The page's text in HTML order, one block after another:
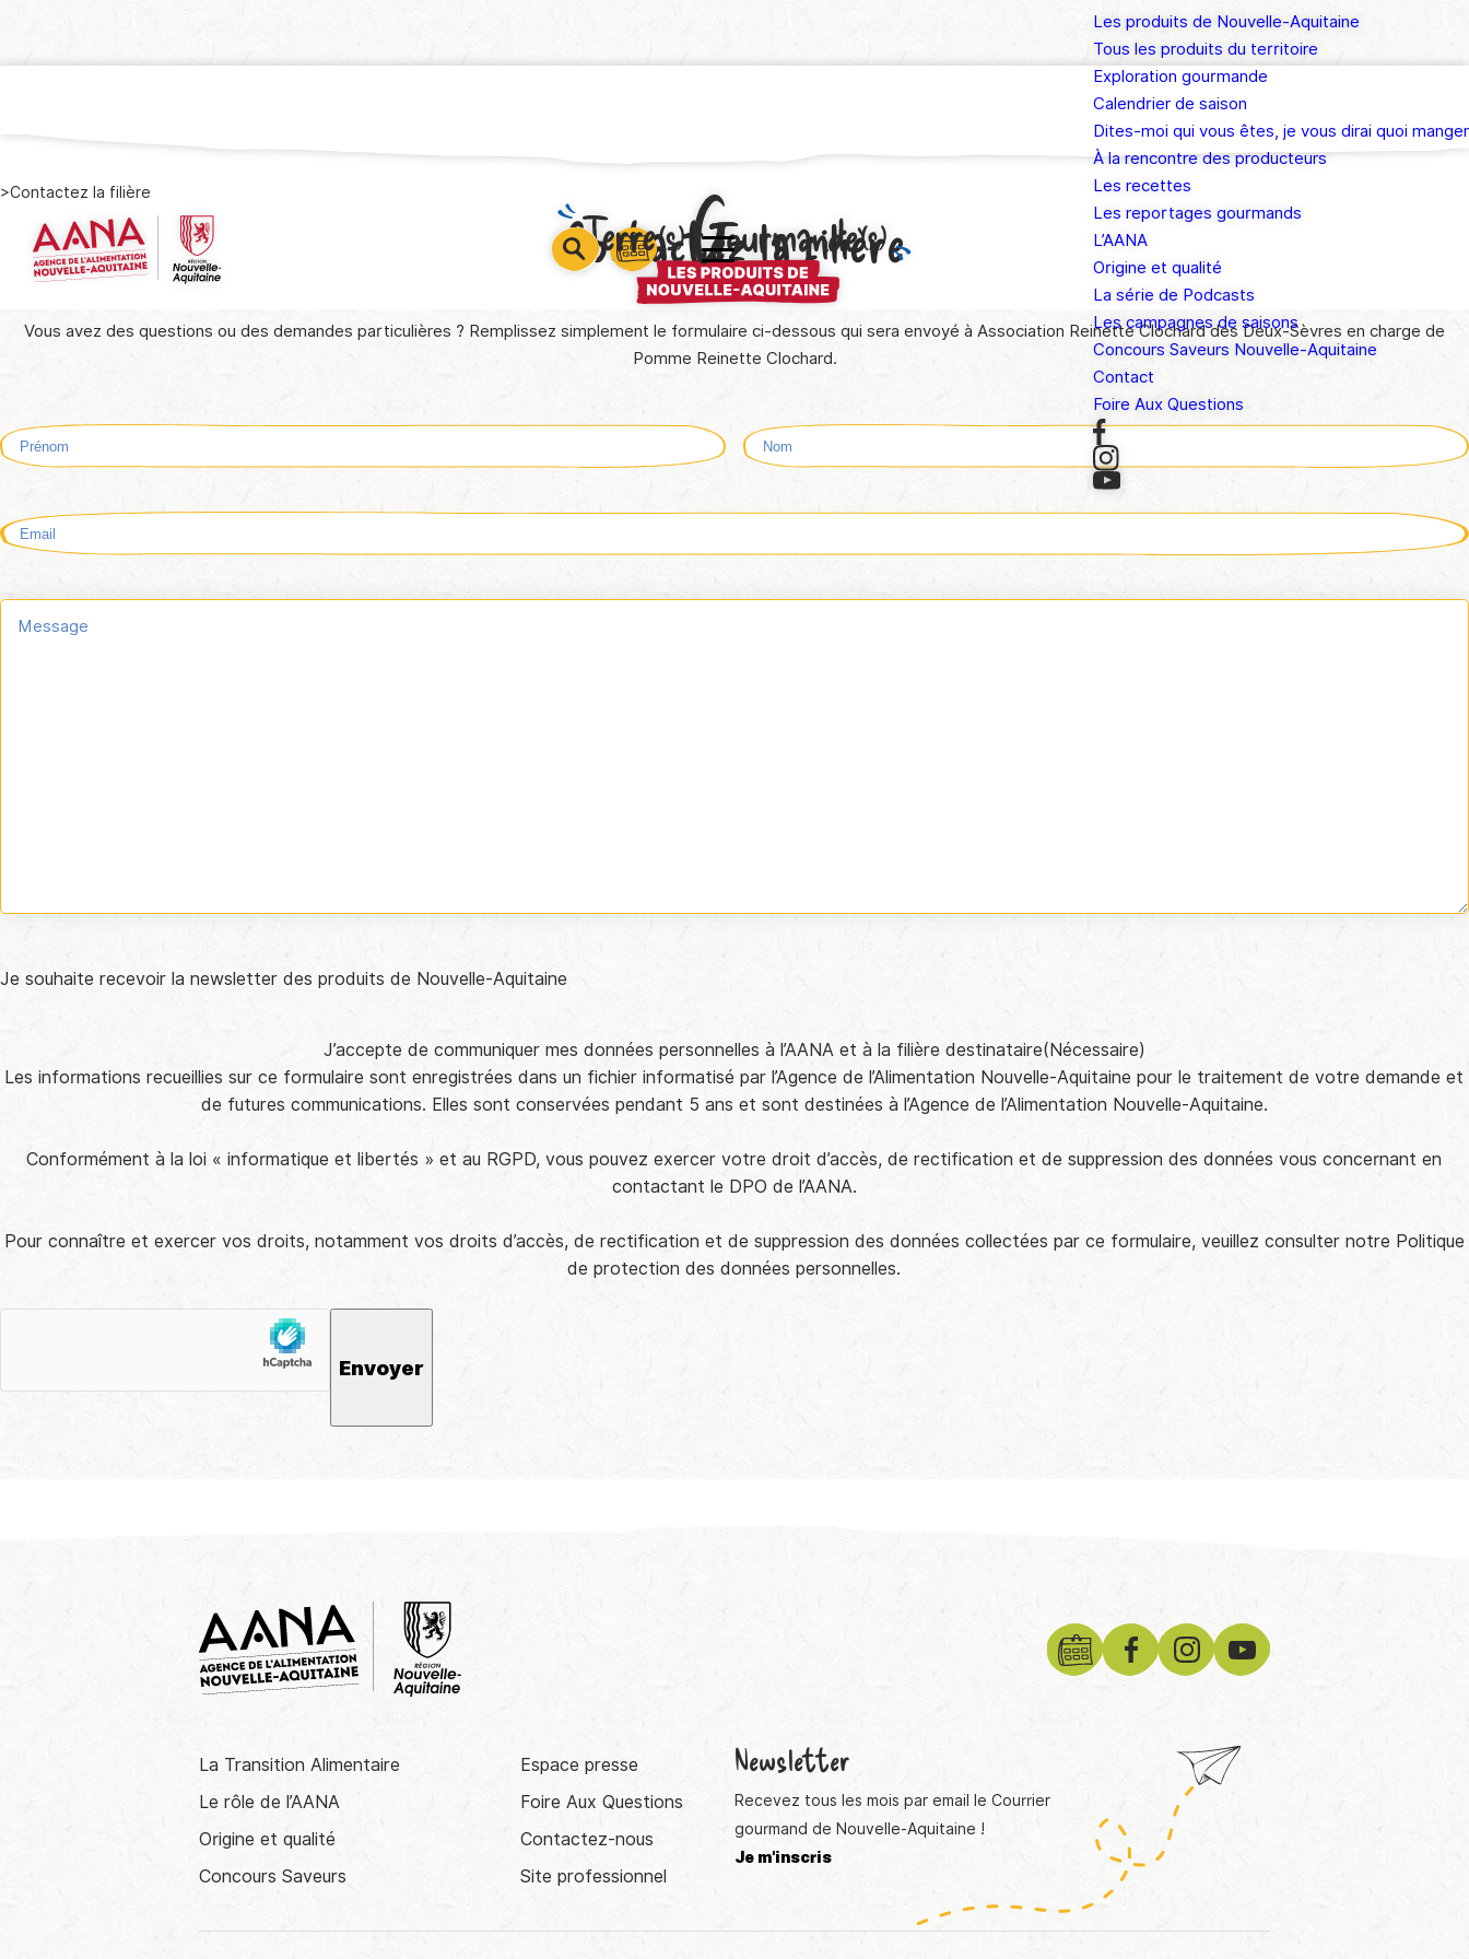
barre
1
barre
2
barre
3
Les produits de Nouvelle-Aquitaine
Tous les produits du territoire
Exploration gourmande
Calendrier de saison
Dites-moi qui vous êtes, je vous dirai quoi manger
À la rencontre des producteurs
Les recettes
Les reportages gourmands
L’AANA
Origine et qualité
La série de Podcasts
Les campagnes de saisons
Concours Saveurs Nouvelle-Aquitaine
Contact
Foire Aux Questions
>Contactez la filière
Contactez la filière
Vous avez des questions ou des demandes particulières ? Remplissez simplement le formulaire ci-dessous qui sera envoyé à Association Reinette Clochard des Deux-Sèvres en charge de
Pomme Reinette Clochard.
Nom
mail
Inscription
Je souhaite recevoir la newsletter des produits de Nouvelle-Aquitaine
J’accepte de communiquer mes données personnelles à l’AANA et à la filière destinataire(Nécessaire)
Les informations recueillies sur ce formulaire sont enregistrées dans un fichier informatisé par l’Agence de l’Alimentation Nouvelle-Aquitaine pour le traitement de votre demande et
de futures communications. Elles sont conservées pendant 5 ans et sont destinées à l’Agence de l’Alimentation Nouvelle-Aquitaine.
Conformément à la loi « informatique et libertés » et au RGPD, vous pouvez exercer votre droit d’accès, de rectification et de suppression des données vous concernant en
contactant le DPO de l’AANA.
Pour connaître et exercer vos droits, notamment vos droits d’accès, de rectification et de suppression des données collectées par ce formulaire, veuillez consulter notre Politique
de protection des données personnelles.
La Transition Alimentaire
Espace presse
Le rôle de l’AANA
Foire Aux Questions
Origine et qualité
Contactez-nous
Concours Saveurs
Site professionnel
Newsletter
Recevez tous les mois par email le Courrier
gourmand de Nouvelle-Aquitaine !
Je m'inscris